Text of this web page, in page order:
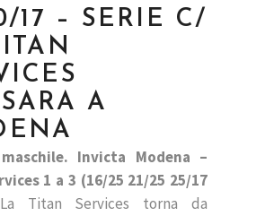
17 – SERIE C/
A
Invicta Modena –
1 a 3 (16/25 21/25 25/17
La Titan Services torna da